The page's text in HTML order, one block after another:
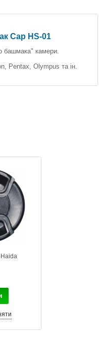
Cap HS-01
башмака" камери.
Pentax, Olympus та ін.